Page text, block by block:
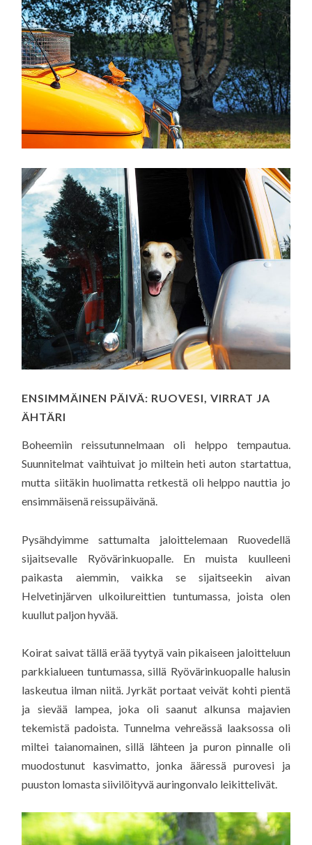
ENSIMMÄINEN PÄIVÄ: RUOVESI, VIRRAT JA
ÄHTÄRI
Boheemiin reissutunnelmaan oli helppo tempautua.
Suunnitelmat vaihtuivat jo miltein heti auton startattua,
mutta siitäkin huolimatta retkestä oli helppo nauttia jo
ensimmäisenä reissupäivänä.
Pysähdyimme sattumalta jaloittelemaan Ruovedellä
sijaitsevalle Ryövärinkuopalle. En muista kuulleeni
paikasta aiemmin, vaikka se sijaitseekin aivan
Helvetinjärven ulkoilureittien tuntumassa, joista olen
kuullut paljon hyvää.
Koirat saivat tällä erää tyytyä vain pikaiseen jaloitteluun
parkkialueen tuntumassa, sillä Ryövärinkuopalle halusin
laskeutua ilman niitä. Jyrkät portaat veivät kohti pientä
ja sievää lampea, joka oli saanut alkunsa majavien
tekemistä padoista. Tunnelma vehreässä laaksossa oli
miltei taianomainen, sillä lähteen ja puron pinnalle oli
muodostunut kasvimatto, jonka ääressä purovesi ja
puuston lomasta siivilöityvä auringonvalo leikittelivät.